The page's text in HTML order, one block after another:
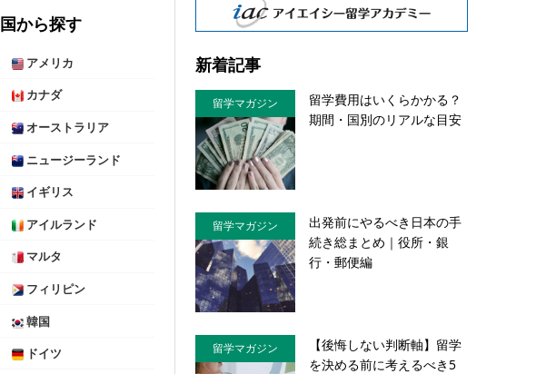
国から探す
アメリカ
カナダ
オーストラリア
ニュージーランド
イギリス
アイルランド
マルタ
フィリピン
韓国
ドイツ
新着記事
留学マガジン
留学費用はいくらかかる？
期間・国別のリアルな目安
留学マガジン
出発前にやるべき日本の手
続き総まとめ｜役所・銀
行・郵便編
留学マガジン
【後悔しない判断軸】留学
を決める前に考えるべき5